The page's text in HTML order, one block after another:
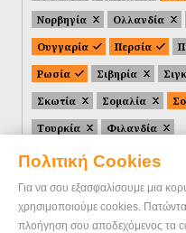
Πολιτική Cookies
Για να σου εξασφαλίσουμε μια
χρησιμοποιούμε cookies.
πλοήγηση σου αποδεχόμενος
Νορβηγία
Ολλανδία
Ουγγαρία
Περσία
Ρωσία
Σιβηρία
Σκωτία
Σομαλία
Τουρκία
Φιλανδία